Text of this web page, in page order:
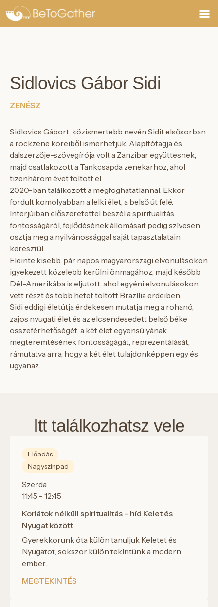
Sidlovics Gábor Sidi
ZENÉSZ
Sidlovics Gábort, közismertebb nevén Sidit elsősorban
a rockzene köreiből ismerhetjük. Alapítótagja és
dalszerzője-szövegírója volt a Zanzibar együttesnek,
majd csatlakozott a Tankcsapda zenekarhoz, ahol
tizenhárom évet töltött el.
2020-ban találkozott a megfoghatatlannal. Ekkor
fordult komolyabban a lelki élet, a belső út felé.
Interjúiban előszeretettel beszél a spiritualitás
fontosságáról, fejlődésének állomásait pedig szívesen
osztja meg a nyilvánossággal saját tapasztalatain
keresztül.
Eleinte kisebb, pár napos magyarországi elvonulásokon
igyekezett közelebb kerülni önmagához, majd később
Dél-Amerikába is eljutott, ahol egyéni elvonulásokon
vett részt és több hetet töltött Brazília erdeiben.
Sidi eddigi életútja érdekesen mutatja meg a rohanó,
zajos nyugati élet és az elcsendesedett belső béke
összeférhetőségét, a két élet egyensúlyának
megteremtésének fontosságágát, reprezentálását,
rámutatva arra, hogy a két élet tulajdonképpen egy és
ugyanaz.
Itt találkozhatsz vele
Előadás
Nagyszínpad
Szerda
11:45 - 12:45
Korlátok nélküli spiritualitás – híd Kelet és
Nyugat között
Gyerekkorunk óta külön tanuljuk Keletet és
Nyugatot, sokszor külön tekintünk a modern
ember...
MEGTEKINTÉS